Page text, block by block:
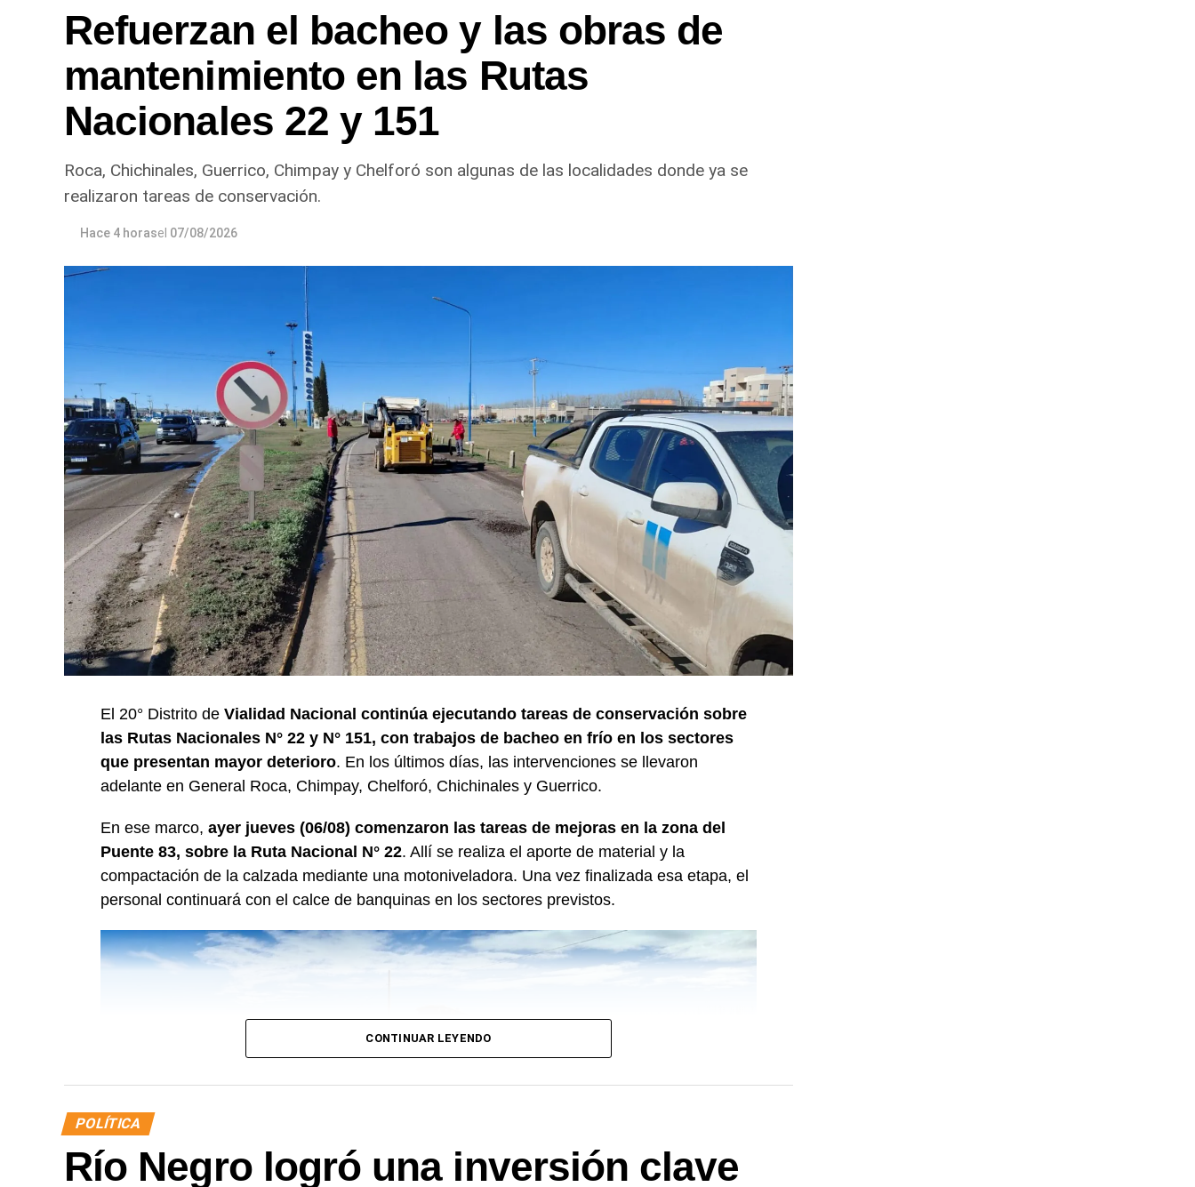
Refuerzan el bacheo y las obras de
mantenimiento en las Rutas
Nacionales 22 y 151
Roca, Chichinales, Guerrico, Chimpay y Chelforó son algunas de las localidades donde ya se
realizaron tareas de conservación.
Hace 4 horasel 07/08/2026
El 20° Distrito de Vialidad Nacional continúa ejecutando tareas de conservación sobre
las Rutas Nacionales N° 22 y N° 151, con trabajos de bacheo en frío en los sectores
que presentan mayor deterioro. En los últimos días, las intervenciones se llevaron
adelante en General Roca, Chimpay, Chelforó, Chichinales y Guerrico.
En ese marco, ayer jueves (06/08) comenzaron las tareas de mejoras en la zona del
Puente 83, sobre la Ruta Nacional N° 22. Allí se realiza el aporte de material y la
compactación de la calzada mediante una motoniveladora. Una vez finalizada esa etapa, el
personal continuará con el calce de banquinas en los sectores previstos.
CONTINUAR LEYENDO
POLÍTICA
Río Negro logró una inversión clave